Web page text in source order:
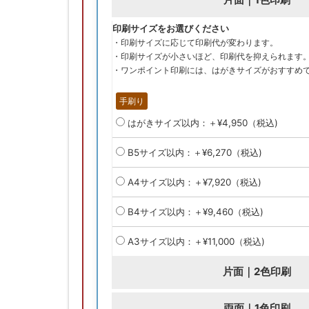
印刷サイズをお選びください
・印刷サイズに応じて印刷代が変わります。
・印刷サイズが小さいほど、印刷代を抑えられます。
・ワンポイント印刷には、はがきサイズがおすすめで
手刷り
はがきサイズ以内：＋¥4,950（税込)
B5サイズ以内：＋¥6,270（税込)
A4サイズ以内：＋¥7,920（税込)
B4サイズ以内：＋¥9,460（税込)
A3サイズ以内：＋¥11,000（税込)
片面｜2色印刷